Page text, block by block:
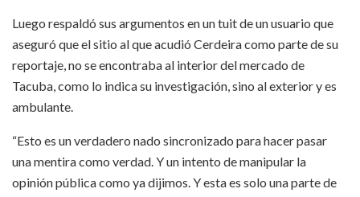
Luego respaldó sus argumentos en un tuit de un usuario que
aseguró que el sitio al que acudió Cerdeira como parte de su
reportaje, no se encontraba al interior del mercado de
Tacuba, como lo indica su investigación, sino al exterior y es
ambulante.
“Esto es un verdadero nado sincronizado para hacer pasar
una mentira como verdad. Y un intento de manipular la
opinión pública como ya dijimos. Y esta es solo una parte de